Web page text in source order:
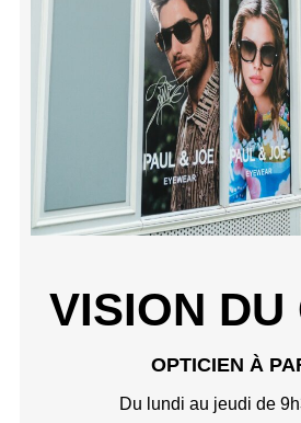
VISION
OPTICIEN À
Du lundi au jeudi de